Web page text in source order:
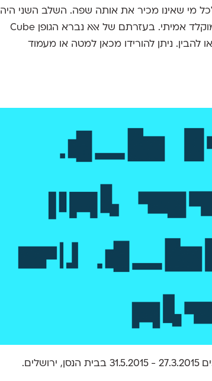
מי שאינו מכיר את אותה שפה. השלב השני היה
לקחת את הטעות שנוצרה צעד אחד קדימה וליצור פונט מוקלד אמיתי. בעזרתם של אאא נברא הגופן Cube